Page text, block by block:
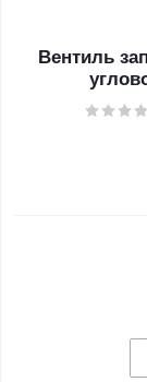
Вентиль